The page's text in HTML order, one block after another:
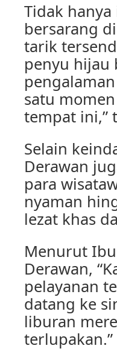
Tidak
bersarang
tarik
penyu hijau
satu
tempat ini,”
Selain
Derawan
para
nyaman
lezat khas
Menurut
Derawan,
pelayanan
datang ke
liburan
terlupakan.”